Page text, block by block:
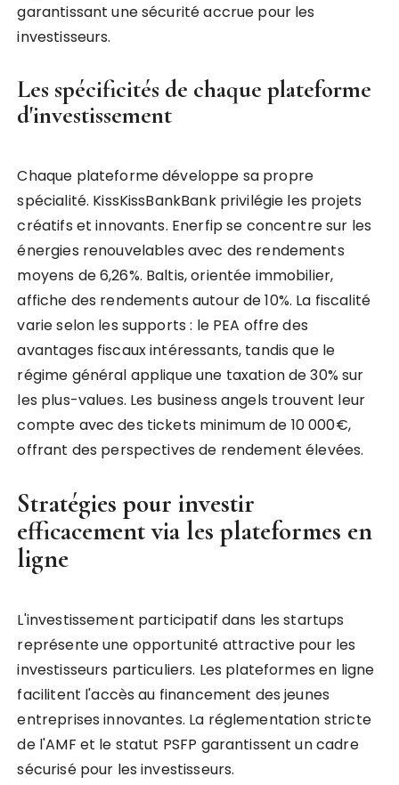
garantissant une sécurité accrue pour les
investisseurs.
Les spécificités de chaque plateforme
d'investissement
Chaque plateforme développe sa propre
spécialité. KissKissBankBank privilégie les projets
créatifs et innovants. Enerfip se concentre sur les
énergies renouvelables avec des rendements
moyens de 6,26%. Baltis, orientée immobilier,
affiche des rendements autour de 10%. La fiscalité
varie selon les supports : le PEA offre des
avantages fiscaux intéressants, tandis que le
régime général applique une taxation de 30% sur
les plus-values. Les business angels trouvent leur
compte avec des tickets minimum de 10 000€,
offrant des perspectives de rendement élevées.
Stratégies pour investir
efficacement via les plateformes en
ligne
L'investissement participatif dans les startups
représente une opportunité attractive pour les
investisseurs particuliers. Les plateformes en ligne
facilitent l'accès au financement des jeunes
entreprises innovantes. La réglementation stricte
de l'AMF et le statut PSFP garantissent un cadre
sécurisé pour les investisseurs.